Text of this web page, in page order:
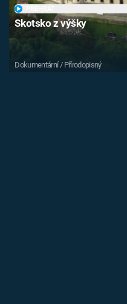
Skotsko z výšky
Dokumentární / Přírodopisný